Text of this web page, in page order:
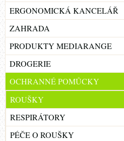
ERGONOMICKÁ KANCELÁŘ
ZAHRADA
PRODUKTY MEDIARANGE
DROGERIE
OCHRANNÉ POMŮCKY
ROUŠKY
RESPIRÁTORY
PÉČE O ROUŠKY